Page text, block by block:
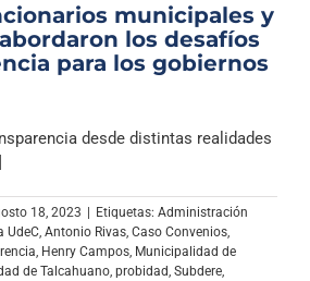
Columnas
Música Clásica
municipales y
los desafíos
para los gobiernos
desde distintas realidades
18, 2023 | Etiquetas: Administración
UdeC Antonio Rivas Caso Convenios
Henry Campos Municipalidad de
de Talcahuano probidad Subdere